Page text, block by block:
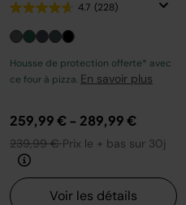
4.7 (228)
Housse de protection offerte* avec
ce four à pizza. En savoir plus
259,99 €- 289,99 €
239,99 €Prix le + bas sur 30j
Voir les détails